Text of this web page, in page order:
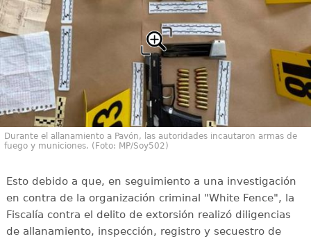
Durante el allanamiento a Pavón, las autoridades incautaron armas de
fuego y municiones. (Foto: MP/Soy502)
Esto debido a que, en seguimiento a una investigación
en contra de la organización criminal "White Fence", la
Fiscalía contra el delito de extorsión realizó diligencias
de allanamiento, inspección, registro y secuestro de